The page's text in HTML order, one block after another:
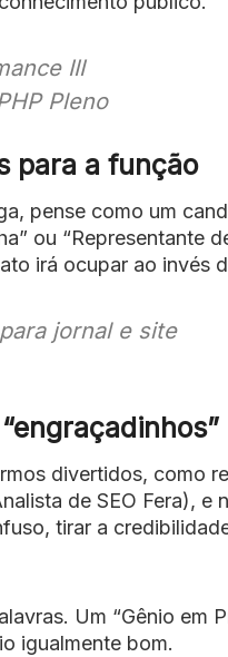
III
Pleno
para a função
pense como um
ou “Representante
irá ocupar ao invés
jornal e site
divertidos, como
de SEO Fera), e
tirar a
Um “Gênio em
igualmente bom.